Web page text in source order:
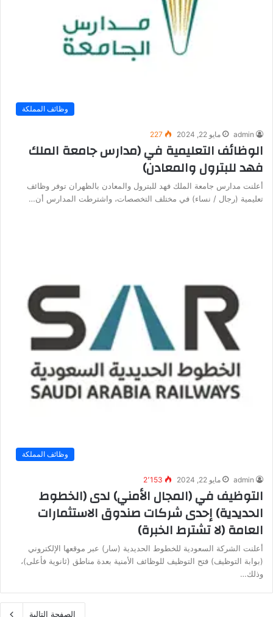
وظائف المملكة
admin مايو 22, 2024 227
الوظائف التعليمية في (مدارس جامعة الملك
فهد للبترول والمعادن)
أعلنت مدارس جامعة الملك فهد للبترول والمعادن بالظهران توفر وظائف
تعليمية (رجال / نساء) في مختلف التخصصات، واشترطت المدارس أن…
وظائف المملكة
admin مايو 22, 2024 2٬153
التوظيف في (المجال الأمني) لدى (الخطوط
الحديدية) إحدى شركات صندوق الاستثمارات
العامة (لا تشترط الخبرة)
أعلنت الشركة السعودية للخطوط الحديدية (سار) عبر موقعها الإلكتروني
(بوابة التوظيف) فتح التوظيف للوظائف الأمنية بعدة مناطق (ثانوية فأعلى)،
وذلك…
الصفحة التالية